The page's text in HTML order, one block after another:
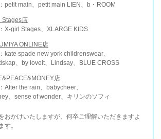
petit main、petit main LIEN、b・ROOM
Stages店
X-girl Stages、XLARGE KIDS
ONLINE店
kate spade new york childrenswear、
、by loveit、Lindsay、BLUE CROSS
店
After the rain、babycheer、
、sense of wonder、キリンのソフィ
おかけいたしますが、何卒ご理解いただきますよ
す。